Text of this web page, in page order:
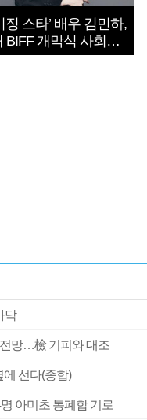
징 스타’ 배우 김민하,
BIFF 개막식 사회자
닥
전망…檢 기피와 대조
선다(종합)
아미초 통폐합 기로